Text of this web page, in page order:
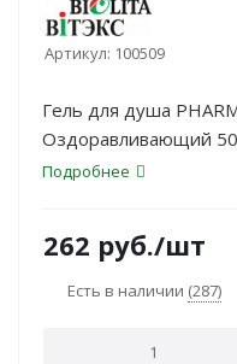
Артикул: 100509
Гель для душа
Оздоравливающий
Подробнее
262 руб./шт
Есть в наличии (287)